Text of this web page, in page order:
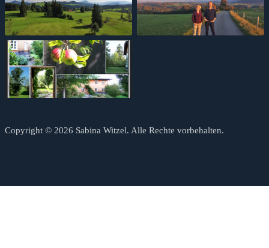
Copyright © 2026 Sabina Witzel. Alle Rechte vorbehalten.